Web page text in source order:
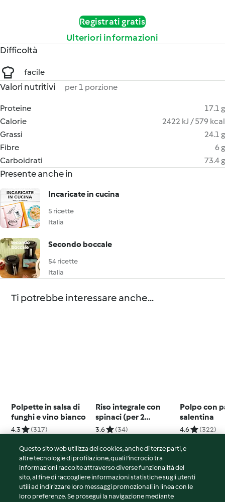
Registrati gratis
Ulteriori informazioni
Difficoltà
facile
Valori nutritivi per 1 porzione
Proteine
17.1 g
Calorie
2422 kJ / 579 kcal
Grassi
24.1 g
Fibre
6 g
Carboidrati
73.4 g
Presente anche in
Incaricate in cucina
5 ricette
Italia
Secondo boccale
54 ricette
Italia
Ti potrebbe interessare anche...
Polpette in salsa di
funghi e vino bianco
4.3 (317)
Riso integrale con
spinaci (per 2
persone)
3.6 (34)
Polpo con
salentina
4.6 (322)
© Copyright 2026
Termini del servizio
Questo sito web utilizza dei cookies, anche di terze parti, e
altre tecnologie di profilazione, quali l’incrocio tra
informazioni raccolte attraverso diverse funzionalità del
sito, al fine di raccogliere informazioni statistiche sugli utenti
utili ad indirizzare loro messaggi promozionali in linea con le
loro preferenze. Se prosegui la navigazione mediante